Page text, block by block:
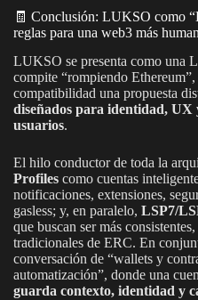
🧾 Conclusión: LUKSO como
reglas para una web3 más
LUKSO se presenta como una
compite “rompiendo
compatibilidad una propuesta
diseñados para identidad, UX
usuarios.
El hilo conductor de toda la
Profiles como cuentas
notificaciones, extensiones,
gasless; y, en paralelo, LSP7/
que buscan ser más
tradicionales de ERC. En
conversación de “wallets y
automatización”, donde una
guarda contexto, identidad y